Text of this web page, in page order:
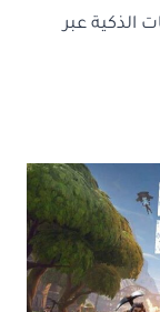
الذكية عبر